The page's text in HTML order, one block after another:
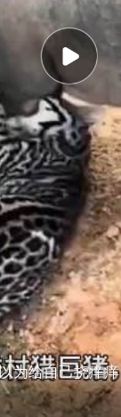
为给自己挠痒痒